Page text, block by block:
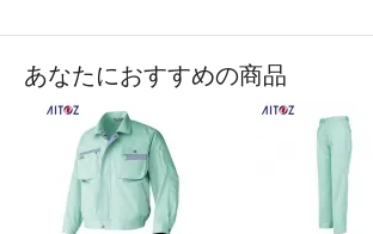
あなたにおすすめの商品